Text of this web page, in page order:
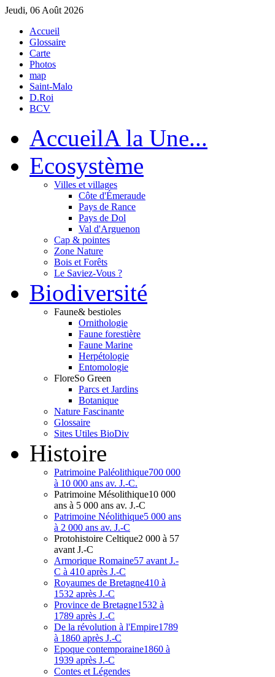
Jeudi, 06 Août 2026
Accueil
Glossaire
Carte
Photos
map
Saint-Malo
D.Roi
BCV
AccueilA la Une...
Ecosystème
Villes et villages
Côte d'Émeraude
Pays de Rance
Pays de Dol
Val d'Arguenon
Cap & pointes
Zone Nature
Bois et Forêts
Le Saviez-Vous ?
Biodiversité
Faune& bestioles
Ornithologie
Faune forestière
Faune Marine
Herpétologie
Entomologie
FloreSo Green
Parcs et Jardins
Botanique
Nature Fascinante
Glossaire
Sites Utiles BioDiv
Histoire
Patrimoine Paléolithique700 000
à 10 000 ans av. J.-C.
Patrimoine Mésolithique10 000
ans à 5 000 ans av. J.-C
Patrimoine Néolithique5 000 ans
à 2 000 ans av. J.-C
Protohistoire Celtique2 000 à 57
avant J.-C
Armorique Romaine57 avant J.-
C à 410 après J.-C
Royaumes de Bretagne410 à
1532 après J.-C
Province de Bretagne1532 à
1789 après J.-C
De la révolution à l'Empire1789
à 1860 après J.-C
Epoque contemporaine1860 à
1939 après J.-C
Contes et Légendes